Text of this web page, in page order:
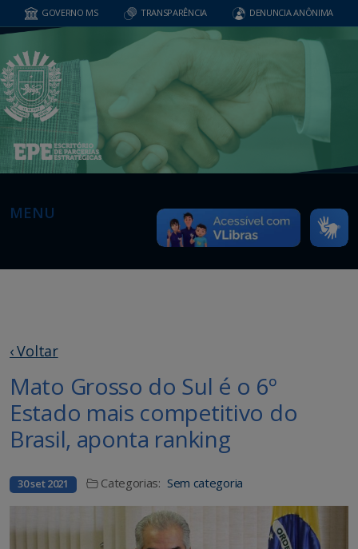
GOVERNO MS TRANSPARÊNCIA DENUNCIA ANÔNIMA
MENU
‹ Voltar
Mato Grosso do Sul é o 6º
Estado mais competitivo do
Brasil, aponta ranking
30 set 2021 Categorias: Sem categoria